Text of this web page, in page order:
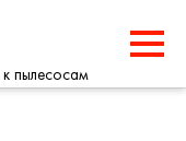
пылесосам